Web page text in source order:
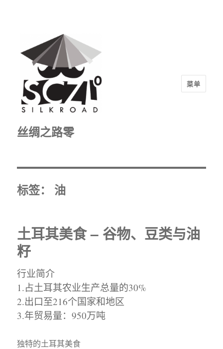
丝绸之路零
菜单
标签： 油
土耳其美食 – 谷物、豆类与油
籽
行业简介
1.占土耳其农业生产总量的30%
2.出口至216个国家和地区
3.年贸易量：950万吨
独特的土耳其美食